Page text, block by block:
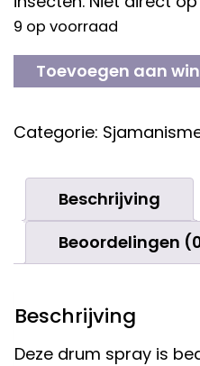
9 op voorraad
DRUM
100
Toevoegen aan
Categorie:
Beschrijving
Beoordelingen
Beschrijving
Deze drum spray is